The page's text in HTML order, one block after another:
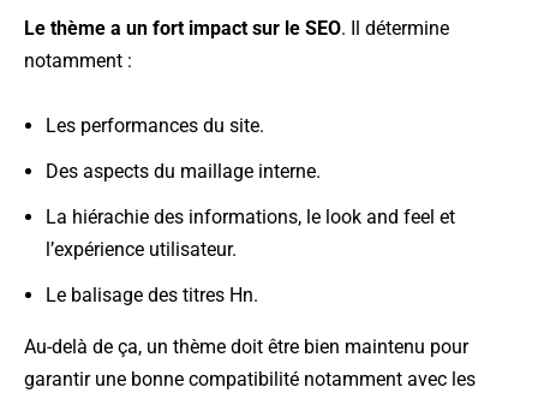
Le thème a un fort impact sur le SEO. Il détermine
notamment :
Les performances du site.
Des aspects du maillage interne.
La hiérachie des informations, le look and feel et
l’expérience utilisateur.
Le balisage des titres Hn.
Au-delà de ça, un thème doit être bien maintenu pour
garantir une bonne compatibilité notamment avec les